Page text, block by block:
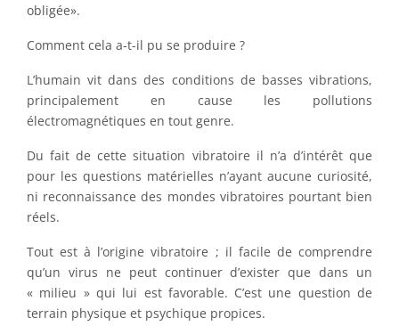
obligée».
Comment cela a-t-il pu se produire ?
L’humain vit dans des conditions de basses vibrations,
principalement en cause les pollutions
électromagnétiques en tout genre.
Du fait de cette situation vibratoire il n’a d’intérêt que
pour les questions matérielles n’ayant aucune curiosité,
ni reconnaissance des mondes vibratoires pourtant bien
réels.
Tout est à l’origine vibratoire ; il facile de comprendre
qu’un virus ne peut continuer d’exister que dans un
« milieu » qui lui est favorable. C’est une question de
terrain physique et psychique propices.